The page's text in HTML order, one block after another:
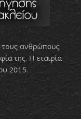
τους ανθρώπους
της. Η εταιρία
2015.